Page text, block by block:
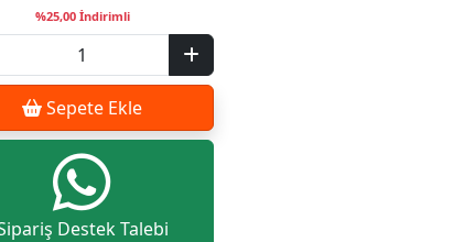
%25,00 İndirimli
Sepete Ekle
Destek Talebi